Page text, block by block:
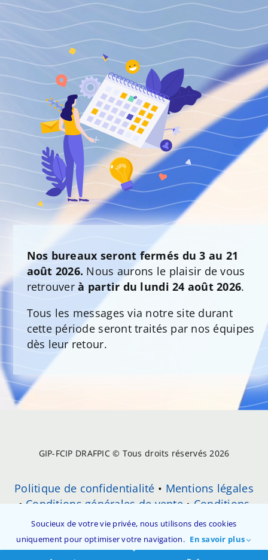
Nos bureaux seront fermés du 3 au 21
août 2026. Nous aurons le plaisir de vous
retrouverà partir du lundi 24 août 2026.
Tous les messages via notre site durant
cette période seront traités par nos équipes
dès leur retour.
GIP-FCIP DRAFPIC © Tous droits réservés 2026
Politique de confidentialité • Mentions légales
• Conditions générales de vente • Conditions
Générales d’Utilisation (CGU)•
Réclamation •Contact
Soucieux de votre vie privée, nous utilisons des cookies
uniquement pour optimiser votre navigation. En savoir plus